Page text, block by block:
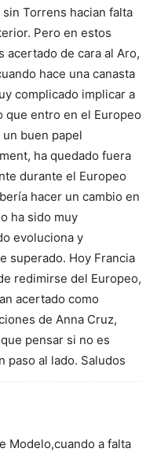
Torrens hacian falta
Pero en estos
acertado de cara al Aro,
hace una canasta
complicado implicar a
que entro en el Europeo
buen papel
ha quedado fuera
durante el Europeo
hacer un cambio en
ha sido muy
evoluciona y
superado. Hoy Francia
redimirse del Europeo,
acertado como
de Anna Cruz,
pensar si no es
paso al lado. Saludos
Modelo,cuando a falta